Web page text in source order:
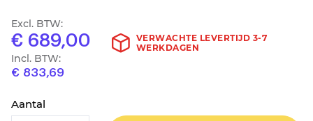
afbeeldingen-
gallerij
Excl. BTW:
€ 689,00
Incl. BTW:
€ 833,69
VERWACHTE LEVERTIJD 3-7
WERKDAGEN
Aantal